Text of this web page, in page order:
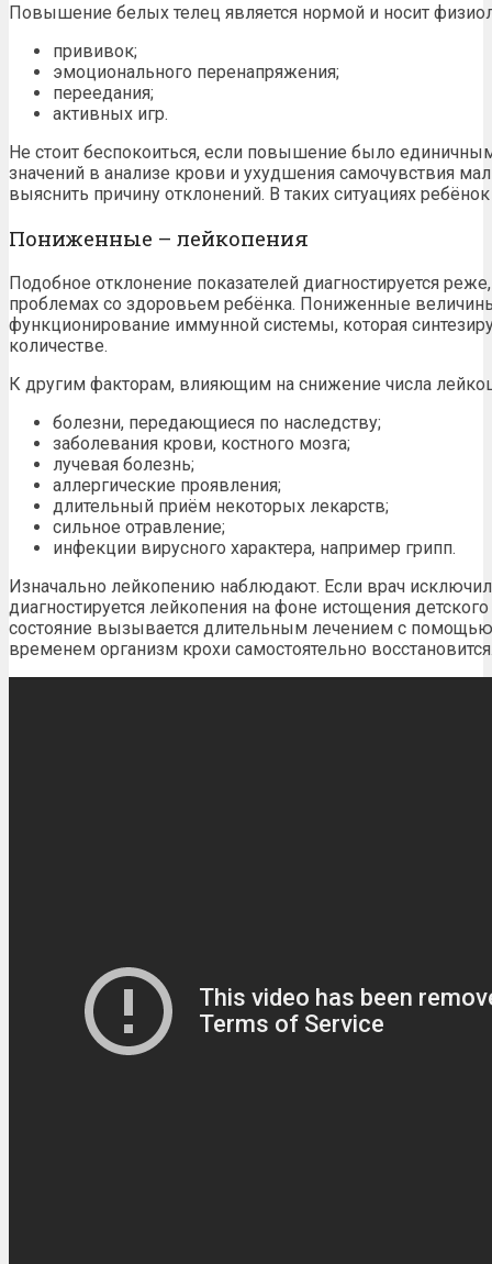
Повышение белых телец является нормой и носит
прививок;
эмоционального перенапряжения;
переедания;
активных игр.
Не стоит беспокоиться, если повышение было
значений в анализе крови и ухудшения самочувствия
выяснить причину отклонений. В таких ситуациях
Пониженные – лейкопения
Подобное отклонение показателей диагностируется
проблемах со здоровьем ребёнка. Пониженные
функционирование иммунной системы, которая
количестве.
К другим факторам, влияющим на снижение числа
болезни, передающиеся по наследству;
заболевания крови, костного мозга;
лучевая болезнь;
аллергические проявления;
длительный приём некоторых лекарств;
сильное отравление;
инфекции вирусного характера, например грипп.
Изначально лейкопению наблюдают. Если врач
диагностируется лейкопения на фоне истощения
состояние вызывается длительным лечением с
временем организм крохи самостоятельно